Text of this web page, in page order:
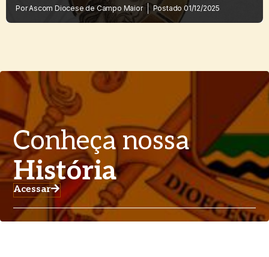
PorAscom Diocese de Campo Maior Postado 01/12/2025
Conheça nossa
História
Acessar